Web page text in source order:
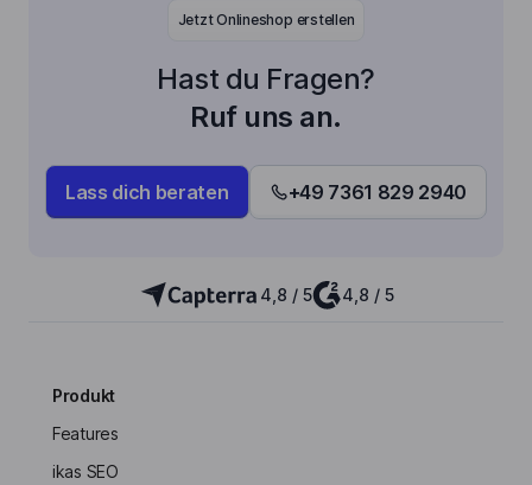
Jetzt Onlineshop erstellen
Hast du Fragen?
Ruf uns an.
Lass dich beraten +49 7361 829 2940
4,8 / 5 4,8 / 5
Produkt
Features
ikas SEO